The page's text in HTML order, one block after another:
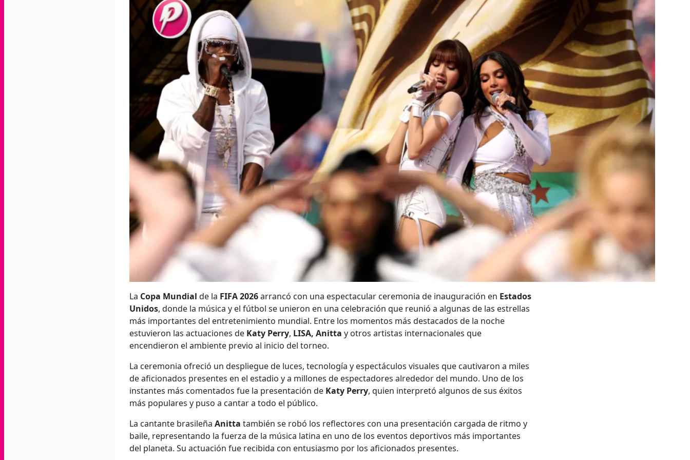
La Copa Mundial de la FIFA 2026arrancó con una espectacular ceremonia de inauguración en Estados
Unidos, donde la música y el fútbol se unieron en una celebración que reunió a algunas de las estrellas
más importantes del entretenimiento mundial. Entre los momentos más destacados de la noche
estuvieron las actuaciones de Katy Perry, LISA, Anitta y otros artistas internacionales que
encendieron el ambiente previo al inicio del torneo.
La ceremonia ofreció un despliegue de luces, tecnología y espectáculos visuales que cautivaron a miles
de aficionados presentes en el estadio y a millones de espectadores alrededor del mundo. Uno de los
instantes más comentados fue la presentación de Katy Perry, quien interpretó algunos de sus éxitos
más populares y puso a cantar a todo el público.
La cantante brasileña Anitta también se robó los reflectores con una presentación cargada de ritmo y
baile, representando la fuerza de la música latina en uno de los eventos deportivos más importantes
del planeta. Su actuación fue recibida con entusiasmo por los aficionados presentes.